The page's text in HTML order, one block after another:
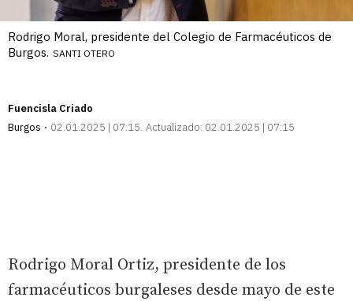
Rodrigo Moral, presidente del Colegio de Farmacéuticos de
Burgos. SANTI OTERO
Fuencisla Criado
Burgos
02.01.2025 | 07:15 Actualizado: 02.01.2025 | 07:15
Rodrigo Moral Ortiz, presidente de los
farmacéuticos burgaleses desde mayo de este